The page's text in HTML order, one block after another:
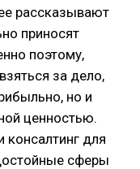
рассказывают
приносят
поэтому,
за дело,
но и
ценностью.
консалтинг для
сферы